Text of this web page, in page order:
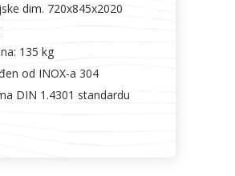
dim. 720x845x2020
135 kg
od INOX-a 304
DIN 1.4301 standardu